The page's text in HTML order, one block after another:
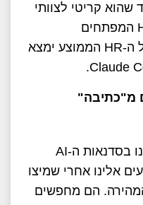
שהוא קריטי לצוותי
פיתוח או לצוותי HR-Tech המפתחים
אפליקציות פנימיות, מנהל ה-HR הממוצע ימצא
מ"כתיבה"
אנחנו רואים את זה במו עינינו בסדנאות ה-AI
אלינו אחרי שמיצו
הם מחפשים